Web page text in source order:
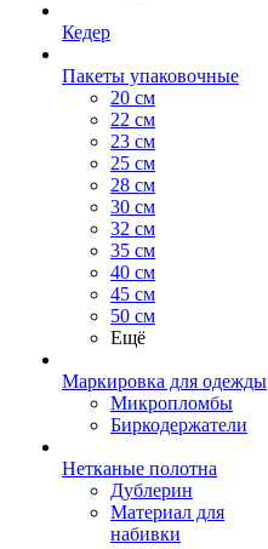
Кедер
Пакеты упаковочные
20 см
22 см
23 см
25 см
28 см
30 см
32 см
35 см
40 см
45 см
50 см
Ещё
Маркировка для одежды
Микропломбы
Биркодержатели
Нетканые полотна
Дублерин
Материал для
набивки